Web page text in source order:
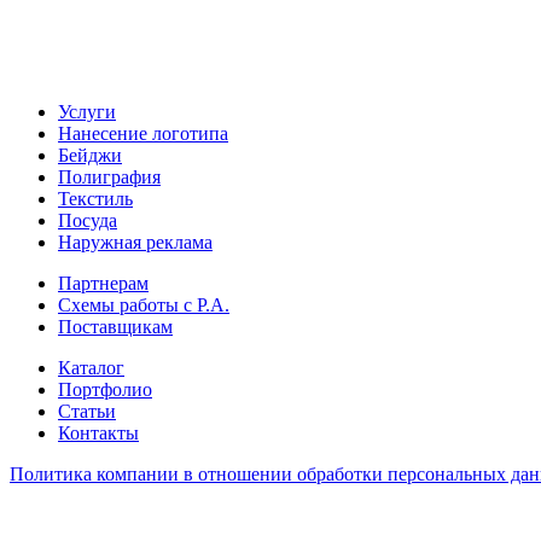
Услуги
Нанесение логотипа
Бейджи
Полиграфия
Текстиль
Посуда
Наружная реклама
Партнерам
Схемы работы с Р.А.
Поставщикам
Каталог
Портфолио
Статьи
Контакты
Политика компании в отношении обработки персональных